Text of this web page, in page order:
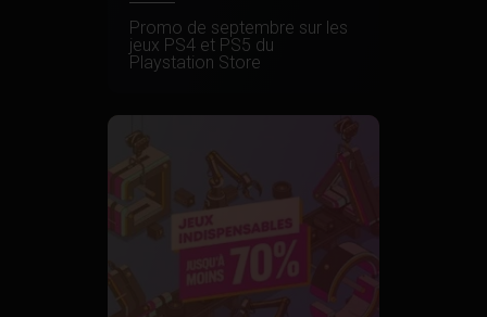
Promo de septembre sur les
jeux PS4 et PS5 du
Playstation Store